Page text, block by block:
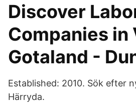
Discover
Companies in
Gotaland -
Established: 2010. Sök efter
Härryda.